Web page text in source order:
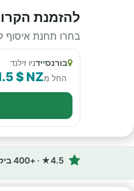
להזמנת
בחרו תחנת איסוף
בורנסיידניו זילנד
החל מ$ NZ
4.5★ · +400 ביקורות Google